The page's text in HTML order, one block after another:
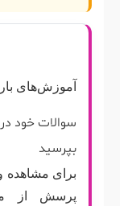
آموزش‌های
سوالات خود
بپرسید
برای مشاهده
پرسش از